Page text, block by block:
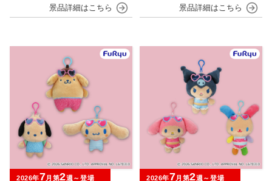
2026年7月第2週～登場 2026年7月第2週～登場